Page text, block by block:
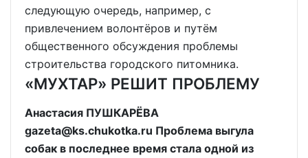
следующую очередь, например, с
привлечением волонтёров и путём
общественного обсуждения проблемы
строительства городского питомника.
«МУХТАР» РЕШИТ ПРОБЛЕМУ
Анастасия ПУШКАРЁВА
gazeta@ks.chukotka.ru Проблема выгула
собак в последнее время стала одной из